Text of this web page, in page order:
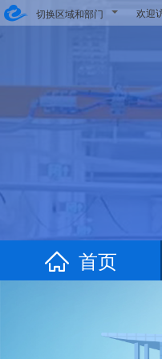
切换区域和部门 欢迎
首页